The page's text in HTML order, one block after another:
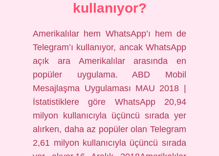
kullanıyor?
Amerikalılar hem WhatsApp’ı hem de
Telegram’ı kullanıyor, ancak WhatsApp
açık ara Amerikalılar arasında en
popüler uygulama. ABD Mobil
Mesajlaşma Uygulaması MAU 2018 |
İstatistiklere göre WhatsApp 20,94
milyon kullanıcıyla üçüncü sırada yer
alırken, daha az popüler olan Telegram
2,61 milyon kullanıcıyla üçüncü sırada